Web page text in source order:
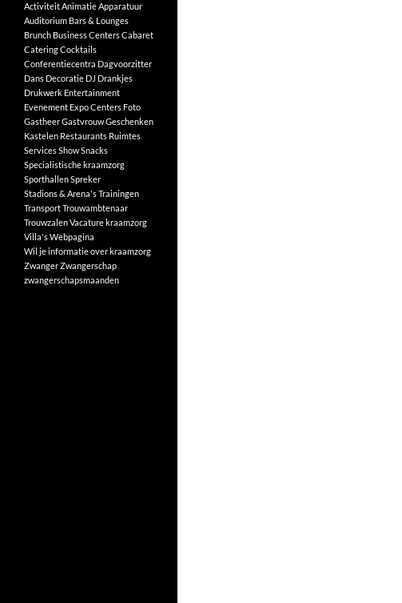
ActiviteitAnimatieApparatuur
Auditorium Bars & Lounges
Brunch Business CentersCabaret
CateringCocktails
Conferentiecentra Dagvoorzitter
Dans Decoratie DJ Drankjes
Drukwerk Entertainment
Evenement Expo Centers Foto
GastheerGastvrouwGeschenken
Kastelen Restaurants Ruimtes
ServicesShowSnacks
Specialistische kraamzorg
SporthallenSpreker
Stadions & Arena'sTrainingen
TransportTrouwambtenaar
TrouwzalenVacature kraamzorg
Villa'sWebpagina
Wil je informatie over kraamzorg
ZwangerZwangerschap
zwangerschapsmaanden